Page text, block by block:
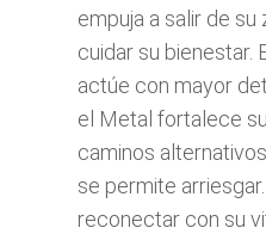
empuja a salir de
cuidar su bienestar.
actúe con mayor
el Metal fortalece
caminos
se permite
reconectar con su